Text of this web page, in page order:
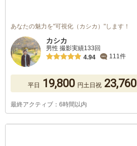
あなたの魅力を"可視化（カシカ）"します！
カシカ
男性 撮影実績133回
4.94
111件
平日 19,800 円土日祝 23,760
最終アクティブ：6時間以内